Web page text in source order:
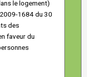
le logement)
1684 du 30
des
faveur du